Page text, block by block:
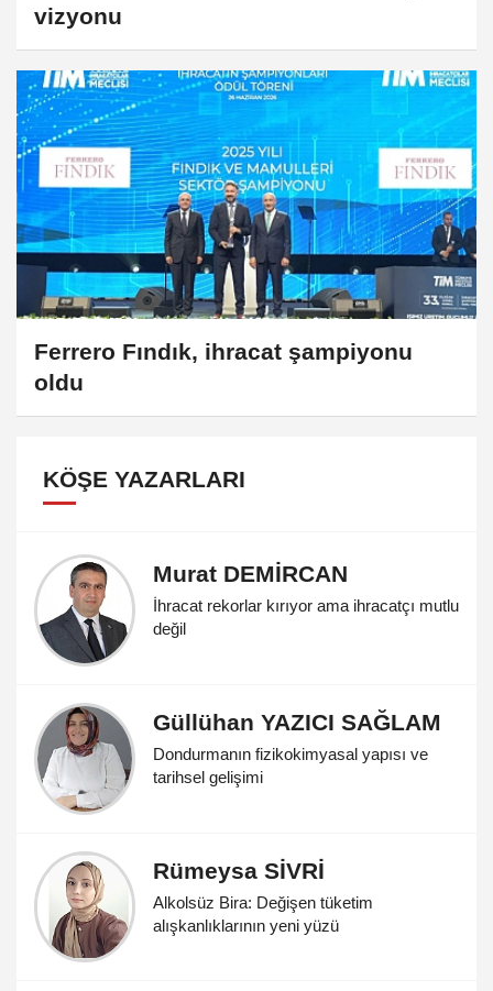
vizyonu
Ferrero Fındık, ihracat şampiyonu
oldu
KÖŞE YAZARLARI
Murat DEMİRCAN
İhracat rekorlar kırıyor ama ihracatçı mutlu
değil
Güllühan YAZICI SAĞLAM
Dondurmanın fizikokimyasal yapısı ve
tarihsel gelişimi
Rümeysa SİVRİ
Alkolsüz Bira: Değişen tüketim
alışkanlıklarının yeni yüzü